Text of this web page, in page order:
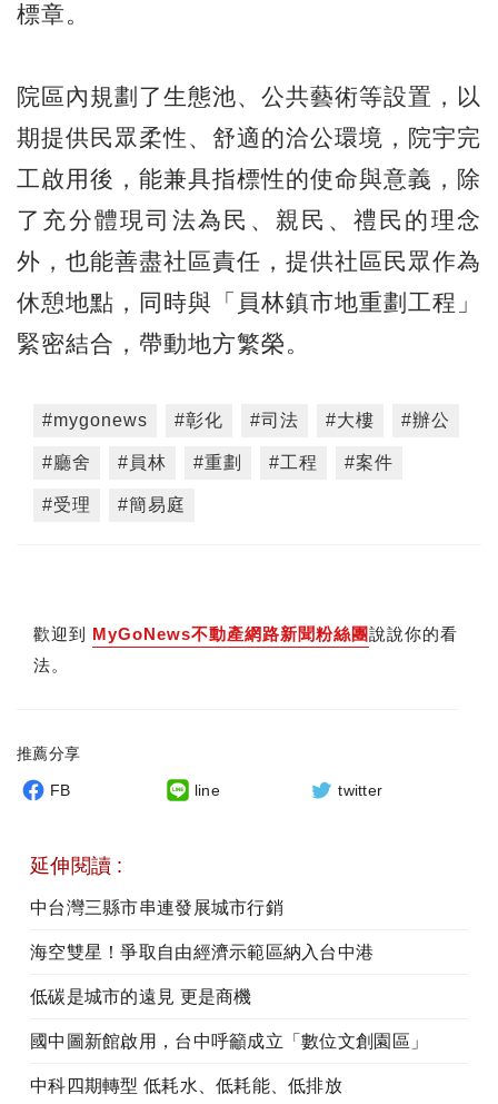
標章。
院區內規劃了生態池、公共藝術等設置，以
期提供民眾柔性、舒適的洽公環境，院宇完
工啟用後，能兼具指標性的使命與意義，除
了充分體現司法為民、親民、禮民的理念
外，也能善盡社區責任，提供社區民眾作為
休憩地點，同時與「員林鎮市地重劃工程」
緊密結合，帶動地方繁榮。
#mygonews #彰化 #司法 #大樓 #辦公
#廳舍 #員林 #重劃 #工程 #案件
#受理 #簡易庭
歡迎到 MyGoNews不動產網路新聞粉絲團說說你的看
法。
推薦分享
FB line twitter
延伸閱讀 :
中台灣三縣市串連發展城市行銷
海空雙星！爭取自由經濟示範區納入台中港
低碳是城市的遠見 更是商機
國中圖新館啟用，台中呼籲成立「數位文創園區」
中科四期轉型 低耗水、低耗能、低排放